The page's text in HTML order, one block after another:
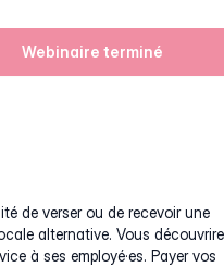
Webinaire terminé
de verser ou de recevoir une
alternative. Vous
à ses employé·es. Payer vos